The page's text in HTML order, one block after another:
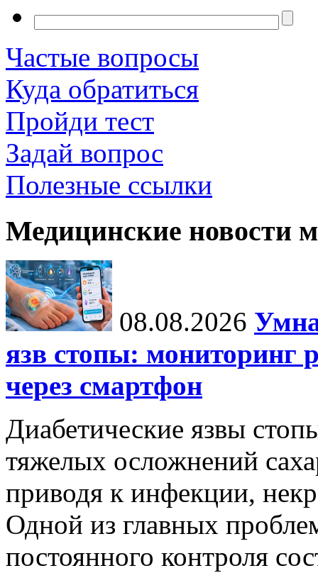
Частые вопросы
Куда обратиться
Пройди тест
Задай вопрос
Полезные ссылки
Медицинские новости
08.08.2026
язв стопы: мониторинг
через смартфон
Диабетические язвы
тяжелых осложнений
приводя к инфекции,
Одной из главных
постоянного контроля